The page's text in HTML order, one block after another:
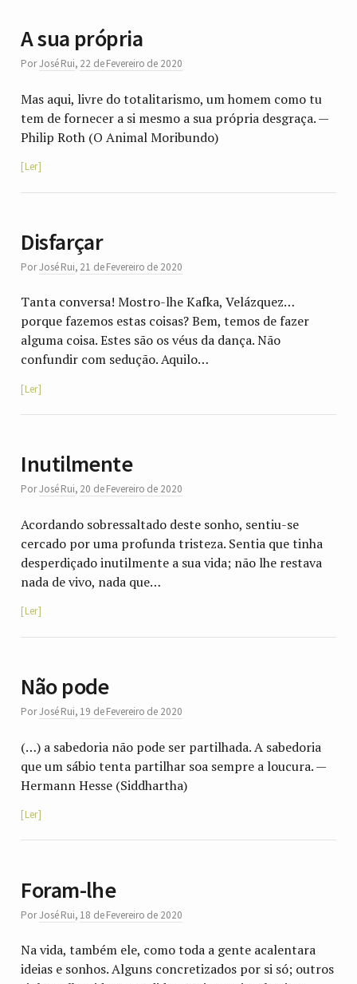
A sua própria
PorJosé Rui, 22 de Fevereiro de 2020
Mas aqui, livre do totalitarismo, um homem como tu
tem de fornecer a si mesmo a sua própria desgraça. —
Philip Roth (O Animal Moribundo)
Ler
Disfarçar
PorJosé Rui, 21 de Fevereiro de 2020
Tanta conversa! Mostro-lhe Kafka, Velázquez…
porque fazemos estas coisas? Bem, temos de fazer
alguma coisa. Estes são os véus da dança. Não
confundir com sedução. Aquilo…
Ler
Inutilmente
PorJosé Rui, 20 de Fevereiro de 2020
Acordando sobressaltado deste sonho, sentiu-se
cercado por uma profunda tristeza. Sentia que tinha
desperdiçado inutilmente a sua vida; não lhe restava
nada de vivo, nada que…
Ler
Não pode
PorJosé Rui, 19 de Fevereiro de 2020
(…) a sabedoria não pode ser partilhada. A sabedoria
que um sábio tenta partilhar soa sempre a loucura. —
Hermann Hesse (Siddhartha)
Ler
Foram-lhe
PorJosé Rui, 18 de Fevereiro de 2020
Na vida, também ele, como toda a gente acalentara
ideias e sonhos. Alguns concretizados por si só; outros